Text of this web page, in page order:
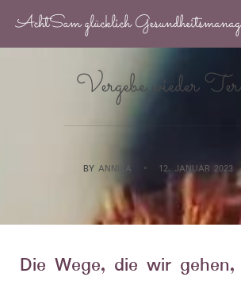
AchtSam glücklich
Vergebe wieder
BY ANNIKA • 12. JANUAR 2023
Die Wege, die wir